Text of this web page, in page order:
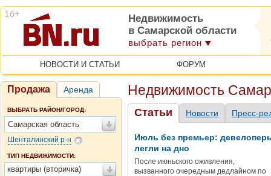
Недвижимость
в Самарской области
выбрать регион
НОВОСТИ И СТАТЬИ ФОРУМ
Продажа Аренда
ВЫБРАТЬ РАЙОН/ГОРОД:
Самарская область
Шенталинский р-н
ТИП НЕДВИЖИМОСТИ:
квартиры (вторичка)
Недвижимость
Статьи Новости Пресс-
Июль без премьер:
легли на дно
После июньского оживления,
вызванного очередным дедлайном по